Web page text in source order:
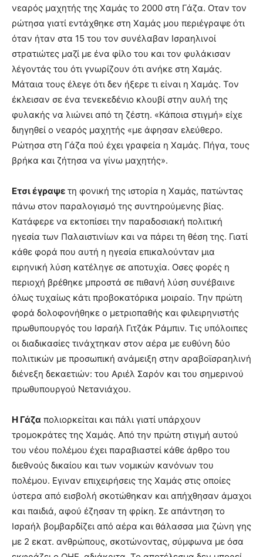
νεαρός µαχητής της Χαµάς το 2000 στη Γάζα. Οταν τον
ρώτησα γιατί εντάχθηκε στη Χαµάς µου περιέγραψε ότι
όταν ήταν στα 15 του τον συνέλαβαν Ισραηλινοί
στρατιώτες µαζί µε ένα φίλο του και τον φυλάκισαν
λέγοντάς του ότι γνωρίζουν ότι ανήκε στη Χαµάς.
Μάταια τους έλεγε ότι δεν ήξερε τι είναι η Χαµάς. Τον
έκλεισαν σε ένα τενεκεδένιο κλουβί στην αυλή της
φυλακής να λιώνει από τη ζέστη. «Κάποια στιγµή» είχε
διηγηθεί ο νεαρός µαχητής «µε άφησαν ελεύθερο.
Ρώτησα στη Γάζα πού έχει γραφεία η Χαµάς. Πήγα, τους
βρήκα και ζήτησα να γίνω µαχητής».
Ετσι έγραψε τη φονική της ιστορία η Χαµάς, πατώντας
πάνω στον παραλογισµό της συντηρούµενης βίας.
Κατάφερε να εκτοπίσει την παραδοσιακή πολιτική
ηγεσία των Παλαιστινίων και να πάρει τη θέση της. Γιατί
κάθε φορά που αυτή η ηγεσία επικαλούνταν µια
ειρηνική λύση κατέληγε σε αποτυχία. Οσες φορές η
περιοχή βρέθηκε µπροστά σε πιθανή λύση συνέβαινε
όλως τυχαίως κάτι προβοκατόρικα µοιραίο. Την πρώτη
φορά δολοφονήθηκε ο µετριοπαθής και φιλειρηνιστής
πρωθυπουργός του Ισραήλ Γιτζάκ Ράµπιν. Τις υπόλοιπες
οι διαδικασίες τινάχτηκαν στον αέρα µε ευθύνη δύο
πολιτικών µε προσωπική ανάµειξη στην αραβοϊσραηλινή
διένεξη δεκαετιών: του Αριέλ Σαρόν και του σηµερινού
πρωθυπουργού Νετανιάχου.
Η Γάζα πολιορκείται και πάλι γιατί υπάρχουν
τροµοκράτες της Χαµάς. Από την πρώτη στιγµή αυτού
του νέου πολέµου έχει παραβιαστεί κάθε άρθρο του
διεθνούς δικαίου και των νοµικών κανόνων του
πολέµου. Εγιναν επιχειρήσεις της Χαµάς στις οποίες
ύστερα από εισβολή σκοτώθηκαν και απήχθησαν άµαχοι
και παιδιά, αφού έζησαν τη φρίκη. Σε απάντηση το
Ισραήλ βοµβαρδίζει από αέρα και θάλασσα µια ζώνη γης
µε 2 εκατ. ανθρώπους, σκοτώνοντας, σύµφωνα µε όσα